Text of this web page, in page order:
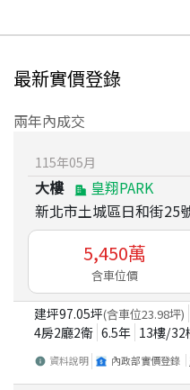
最新實價登錄
兩年內成交
115年05月
大樓
皇翔PARK
新北市土城區日和街25
5,450萬
含車位價
建坪97.05坪(含車位23.98坪)
4房2廳2衛 6.5年 13樓/32
資料說明 內政部實價登錄